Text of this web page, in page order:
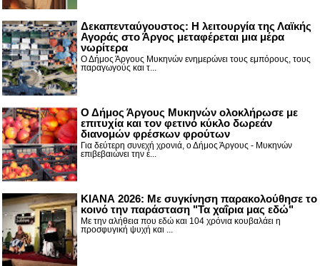
Δεκαπενταύγουστος: H λειτουργία της Λαϊκής
Αγοράς στο Άργος μεταφέρεται μια μέρα
νωρίτερα
Ο Δήμος Άργους Μυκηνών ενημερώνει τους εμπόρους, τους
παραγωγούς και τ...
Ο Δήμος Άργους Μυκηνών ολοκλήρωσε με
επιτυχία και τον φετινό κύκλο δωρεάν
διανομών φρέσκων φρούτων
Για δεύτερη συνεχή χρονιά, ο Δήμος Άργους - Μυκηνών
επιβεβαιώνει την έ...
ΚΙΑΝΑ 2026: Με συγκίνηση παρακολούθησε το
κοινό την παράσταση "Τα χαΐρια μας εδώ"
Με την αλήθεια που εδώ και 104 χρόνια κουβαλάει η
προσφυγική ψυχή και ...